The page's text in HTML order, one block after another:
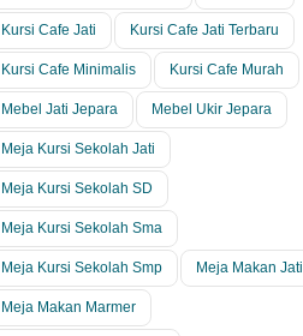
Kursi Cafe Jati Kursi Cafe Jati Terbaru
Kursi Cafe Minimalis Kursi Cafe Murah
Mebel Jati Jepara Mebel Ukir Jepara
Meja Kursi Sekolah Jati
Meja Kursi Sekolah SD
Meja Kursi Sekolah Sma
Meja Kursi Sekolah Smp Meja Makan Jati
Meja Makan Marmer